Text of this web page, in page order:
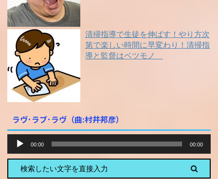
清掃指導で生徒を伸ばす！やり方次
第で楽しい時間に早変わり！清掃指
導と監督はベツモノ
ラヴ･ラブ･ラヴ（曲:村井邦彦）
プ
00:00 00:00